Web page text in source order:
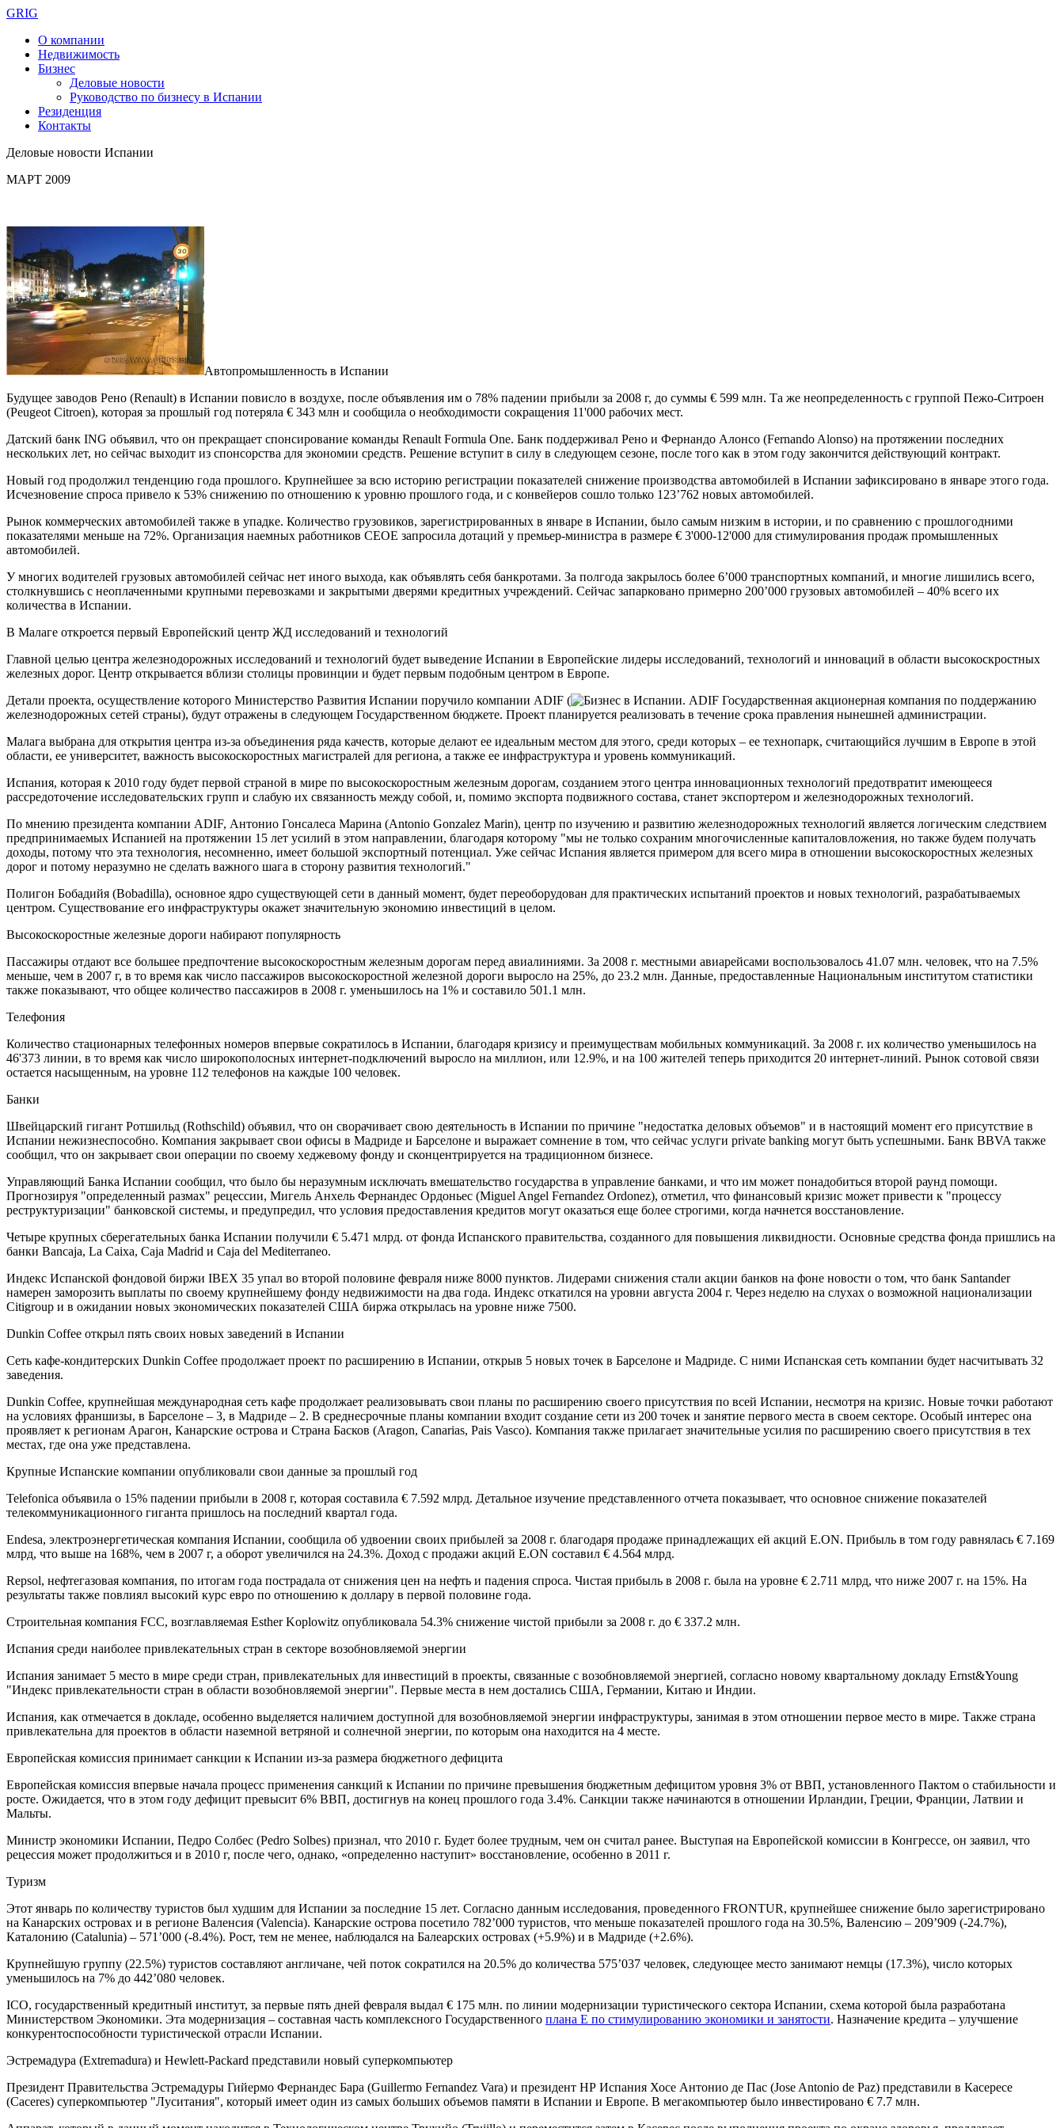
GRIG
О компании
Недвижимость
Бизнес
Деловые новости
Руководство по бизнесу в Испании
Резиденция
Контакты
Деловые новости Испании
МАРТ 2009
Автопромышленность в Испании
Будущее заводов Рено (Renault) в Испании повисло в воздухе, после объявления им о 78% падении прибыли за 2008 г, до суммы € 599 млн. Та же неопределенность с группой Пежо-Ситроен
(Peugeot Citroen), которая за прошлый год потеряла € 343 млн и сообщила о необходимости сокращения 11'000 рабочих мест.
Датский банк ING объявил, что он прекращает спонсирование команды Renault Formula One. Банк поддерживал Рено и Фернандо Алонсо (Fernando Alonso) на протяжении последних
нескольких лет, но сейчас выходит из спонсорства для экономии средств. Решение вступит в силу в следующем сезоне, после того как в этом году закончится действующий контракт.
Новый год продолжил тенденцию года прошлого. Крупнейшее за всю историю регистрации показателей снижение производства автомобилей в Испании зафиксировано в январе этого года.
Исчезновение спроса привело к 53% снижению по отношению к уровню прошлого года, и с конвейеров сошло только 123’762 новых автомобилей.
Рынок коммерческих автомобилей также в упадке. Количество грузовиков, зарегистрированных в январе в Испании, было самым низким в истории, и по сравнению с прошлогодними
показателями меньше на 72%. Организация наемных работников СЕОЕ запросила дотаций у премьер-министра в размере € 3'000-12'000 для стимулирования продаж промышленных
автомобилей.
У многих водителей грузовых автомобилей сейчас нет иного выхода, как объявлять себя банкротами. За полгода закрылось более 6’000 транспортных компаний, и многие лишились всего,
столкнувшись с неоплаченными крупными перевозками и закрытыми дверями кредитных учреждений. Сейчас запарковано примерно 200’000 грузовых автомобилей – 40% всего их
количества в Испании.
В Малаге откроется первый Европейский центр ЖД исследований и технологий
Главной целью центра железнодорожных исследований и технологий будет выведение Испании в Европейские лидеры исследований, технологий и инноваций в области высокоскростных
железных дорог. Центр открывается вблизи столицы провинции и будет первым подобным центром в Европе.
Детали проекта, осуществление которого Министерство Развития Испании поручило компании ADIF (
Государственная акционерная компания по поддержанию
железнодорожных сетей страны), будут отражены в следующем Государственном бюджете. Проект планируется реализовать в течение срока правления нынешней администрации.
Малага выбрана для открытия центра из-за объединения ряда качеств, которые делают ее идеальным местом для этого, среди которых – ее технопарк, считающийся лучшим в Европе в этой
области, ее университет, важность высокоскоростных магистралей для региона, а также ее инфраструктура и уровень коммуникаций.
Испания, которая к 2010 году будет первой страной в мире по высокоскоростным железным дорогам, созданием этого центра инновационных технологий предотвратит имеющееся
рассредоточение исследовательских групп и слабую их связанность между собой, и, помимо экспорта подвижного состава, станет экспортером и железнодорожных технологий.
По мнению президента компании ADIF, Антонио Гонсалеса Марина (Antonio Gonzalez Marin), центр по изучению и развитию железнодорожных технологий является логическим следствием
предпринимаемых Испанией на протяжении 15 лет усилий в этом направлении, благодаря которому "мы не только сохраним многочисленные капиталовложения, но также будем получать
доходы, потому что эта технология, несомненно, имеет большой экспортный потенциал. Уже сейчас Испания является примером для всего мира в отношении высокоскоростных железных
дорог и потому неразумно не сделать важного шага в сторону развития технологий."
Полигон Бобадийя (Bobadilla), основное ядро существующей сети в данный момент, будет переоборудован для практических испытаний проектов и новых технологий, разрабатываемых
центром. Существование его инфраструктуры окажет значительную экономию инвестиций в целом.
Высокоскоростные железные дороги набирают популярность
Пассажиры отдают все большее предпочтение высокоскоростным железным дорогам перед авиалиниями. За 2008 г. местными авиарейсами воспользовалось 41.07 млн. человек, что на 7.5%
меньше, чем в 2007 г, в то время как число пассажиров высокоскоростной железной дороги выросло на 25%, до 23.2 млн. Данные, предоставленные Национальным институтом статистики
также показывают, что общее количество пассажиров в 2008 г. уменьшилось на 1% и составило 501.1 млн.
Телефония
Количество стационарных телефонных номеров впервые сократилось в Испании, благодаря кризису и преимуществам мобильных коммуникаций. За 2008 г. их количество уменьшилось на
46'373 линии, в то время как число широкополосных интернет-подключений выросло на миллион, или 12.9%, и на 100 жителей теперь приходится 20 интернет-линий. Рынок сотовой связи
остается насыщенным, на уровне 112 телефонов на каждые 100 человек.
Банки
Швейцарский гигант Ротшильд (Rothschild) объявил, что он сворачивает свою деятельность в Испании по причине "недостатка деловых объемов" и в настоящий момент его присутствие в
Испании нежизнеспособно. Компания закрывает свои офисы в Мадриде и Барселоне и выражает сомнение в том, что сейчас услуги private banking могут быть успешными. Банк BBVA также
сообщил, что он закрывает свои операции по своему хеджевому фонду и сконцентрируется на традиционном бизнесе.
Управляющий Банка Испании сообщил, что было бы неразумным исключать вмешательство государства в управление банками, и что им может понадобиться второй раунд помощи.
Прогнозируя "определенный размах" рецессии, Мигель Анхель Фернандес Ордоньес (Miguel Angel Fernandez Ordonez), отметил, что финансовый кризис может привести к "процессу
реструктуризации" банковской системы, и предупредил, что условия предоставления кредитов могут оказаться еще более строгими, когда начнется восстановление.
Четыре крупных сберегательных банка Испании получили € 5.471 млрд. от фонда Испанского правительства, созданного для повышения ликвидности. Основные средства фонда пришлись на
банки Bancaja, La Caixa, Caja Madrid и Caja del Mediterraneo.
Индекс Испанской фондовой биржи IBEX 35 упал во второй половине февраля ниже 8000 пунктов. Лидерами снижения стали акции банков на фоне новости о том, что банк Santander
намерен заморозить выплаты по своему крупнейшему фонду недвижимости на два года. Индекс откатился на уровни августа 2004 г. Через неделю на слухах о возможной национализации
Citigroup и в ожидании новых экономических показателей США биржа открылась на уровне ниже 7500.
Dunkin Coffee открыл пять своих новых заведений в Испании
Сеть кафе-кондитерских Dunkin Coffee продолжает проект по расширению в Испании, открыв 5 новых точек в Барселоне и Мадриде. С ними Испанская сеть компании будет насчитывать 32
заведения.
Dunkin Coffee, крупнейшая международная сеть кафе продолжает реализовывать свои планы по расширению своего присутствия по всей Испании, несмотря на кризис. Новые точки работают
на условиях франшизы, в Барселоне – 3, в Мадриде – 2. В среднесрочные планы компании входит создание сети из 200 точек и занятие первого места в своем секторе. Особый интерес она
проявляет к регионам Арагон, Канарские острова и Страна Басков (Aragon, Canarias, Pais Vasco). Компания также прилагает значительные усилия по расширению своего присутствия в тех
местах, где она уже представлена.
Крупные Испанские компании опубликовали свои данные за прошлый год
Telefonica объявила о 15% падении прибыли в 2008 г, которая составила € 7.592 млрд. Детальное изучение представленного отчета показывает, что основное снижение показателей
телекоммуникационного гиганта пришлось на последний квартал года.
Endesa, электроэнергетическая компания Испании, сообщила об удвоении своих прибылей за 2008 г. благодаря продаже принадлежащих ей акций E.ON. Прибыль в том году равнялась € 7.169
млрд, что выше на 168%, чем в 2007 г, а оборот увеличился на 24.3%. Доход с продажи акций E.ON составил € 4.564 млрд.
Repsol, нефтегазовая компания, по итогам года пострадала от снижения цен на нефть и падения спроса. Чистая прибыль в 2008 г. была на уровне € 2.711 млрд, что ниже 2007 г. на 15%. На
результаты также повлиял высокий курс евро по отношению к доллару в первой половине года.
Строительная компания FCC, возглавляемая Esther Koplowitz опубликовала 54.3% снижение чистой прибыли за 2008 г. до € 337.2 млн.
Испания среди наиболее привлекательных стран в секторе возобновляемой энергии
Испания занимает 5 место в мире среди стран, привлекательных для инвестиций в проекты, связанные с возобновляемой энергией, согласно новому квартальному докладу Ernst&Young
"Индекс привлекательности стран в области возобновляемой энергии". Первые места в нем достались США, Германии, Китаю и Индии.
Испания, как отмечается в докладе, особенно выделяется наличием доступной для возобновляемой энергии инфраструктуры, занимая в этом отношении первое место в мире. Также страна
привлекательна для проектов в области наземной ветряной и солнечной энергии, по которым она находится на 4 месте.
Европейская комиссия принимает санкции к Испании из-за размера бюджетного дефицита
Европейская комиссия впервые начала процесс применения санкций к Испании по причине превышения бюджетным дефицитом уровня 3% от ВВП, установленного Пактом о стабильности и
росте. Ожидается, что в этом году дефицит превысит 6% ВВП, достигнув на конец прошлого года 3.4%. Санкции также начинаются в отношении Ирландии, Греции, Франции, Латвии и
Мальты.
Министр экономики Испании, Педро Солбес (Pedro Solbes) признал, что 2010 г. Будет более трудным, чем он считал ранее. Выступая на Европейской комиссии в Конгрессе, он заявил, что
рецессия может продолжиться и в 2010 г, после чего, однако, «определенно наступит» восстановление, особенно в 2011 г.
Туризм
Этот январь по количеству туристов был худшим для Испании за последние 15 лет. Согласно данным исследования, проведенного FRONTUR, крупнейшее снижение было зарегистрировано
на Канарских островах и в регионе Валенсия (Valencia). Канарские острова посетило 782’000 туристов, что меньше показателей прошлого года на 30.5%, Валенсию – 209’909 (-24.7%),
Каталонию (Catalunia) – 571’000 (-8.4%). Рост, тем не менее, наблюдался на Балеарских островах (+5.9%) и в Мадриде (+2.6%).
Крупнейшую группу (22.5%) туристов составляют англичане, чей поток сократился на 20.5% до количества 575’037 человек, следующее место занимают немцы (17.3%), число которых
уменьшилось на 7% до 442’080 человек.
ICO, государственный кредитный институт, за первые пять дней февраля выдал € 175 млн. по линии модернизации туристического сектора Испании, схема которой была разработана
Министерством Экономики. Эта модернизация – составная часть комплексного Государственного плана Е по стимулированию экономики и занятости. Назначение кредита – улучшение
конкурентоспособности туристической отрасли Испании.
Эстремадура (Extremadura) и Hewlett-Packard представили новый суперкомпьютер
Президент Правительства Эстремадуры Гийермо Фернандес Бара (Guillermo Fernandez Vara) и президент НР Испания Хосе Антонио де Пас (Jose Antonio de Paz) представили в Касересе
(Caceres) суперкомпьютер "Луситания", который имеет один из самых больших объемов памяти в Испании и Европе. В мегакомпьютер было инвестировано € 7.7 млн.